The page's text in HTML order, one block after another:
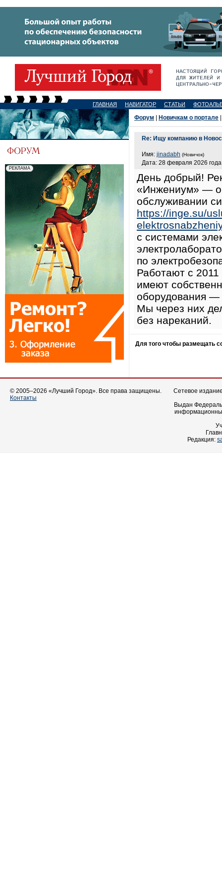
ГЛАВНАЯ НАВИГАТОР СТАТЬИ
Форум Новичкам о портале
Re: Ищу компанию в
Имя: jinadabh (Новичок)
Дата: 28 февраля 2026
День добрый!
«Инжениум» —
обслуживании
https://inge.su/
с системами
по
Работают с
имеют
оборудования
Мы через них
без нареканий.
Для того чтобы размещать
© 2005–2026 «Лучший Город». Все права защищены.
Контакты
Сетевое
Выдан
Редакция: